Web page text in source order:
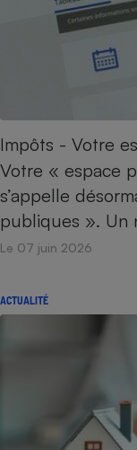
Impôts - Votre
Votre « espace
s’appelle
publiques ». Un
Le 07 juin 2026
ACTUALITÉ